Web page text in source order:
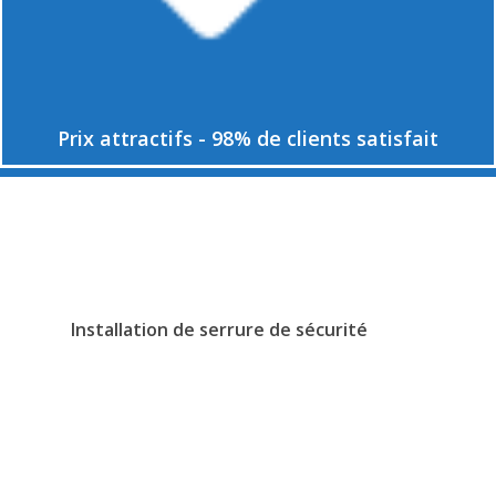
Prix attractifs - 98% de clients satisfait
Installation de serrure de sécurité